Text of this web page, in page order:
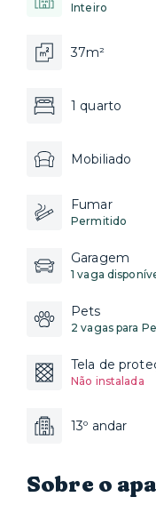
Inteiro
37m²
1 quarto
Mobiliado
Fumar
Permitido
Garagem
1 vaga
Pets
2 vagas para
Tela de
Não instalada
13º andar
Sobre o